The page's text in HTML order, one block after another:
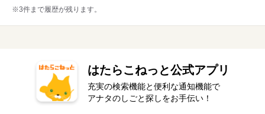
※3件まで履歴が残ります。
はたらこねっと公式アプリ
充実の検索機能と便利な通知機能で
アナタのしごと探しをお手伝い！